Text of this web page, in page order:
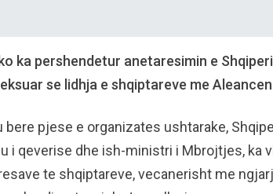
ka pershendetur anetaresimin e
se lidhja e shqiptareve me
bere pjese e organizates ushtarake,
i qeverise dhe ish-ministri i Mbrojtjes, ka
te shqiptareve, vecanerisht me